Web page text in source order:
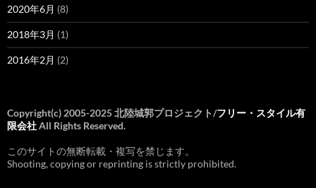
2020年6月 (8)
2018年3月 (1)
2016年2月 (2)
Copyright(c) 2005-2025 北陸城郭プロジェクト/フリー・スタイル有
限会社All Rights Reserved.
このサイトの無断転載・複写を禁じます。
Shooting, copying or reprinting is strictly prohibited.